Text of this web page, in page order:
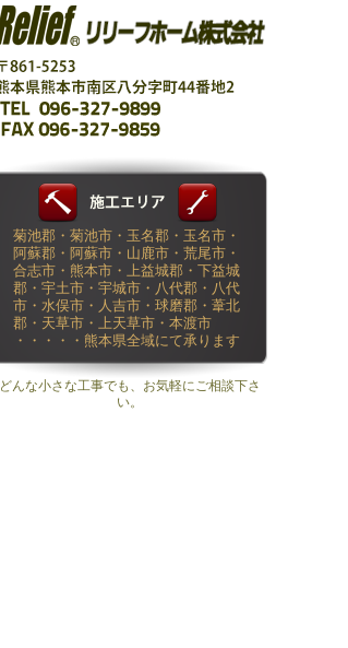
菊池郡・菊池市・玉名郡・玉名市・
阿蘇郡・阿蘇市・山鹿市・荒尾市・
合志市・熊本市・上益城郡・下益城
郡・宇土市・宇城市・八代郡・八代
市・水俣市・人吉市・球磨郡・葦北
郡・天草市・上天草市・本渡市
・・・・・熊本県全域にて承ります
どんな小さな工事でも、お気軽にご相談下さ
い。